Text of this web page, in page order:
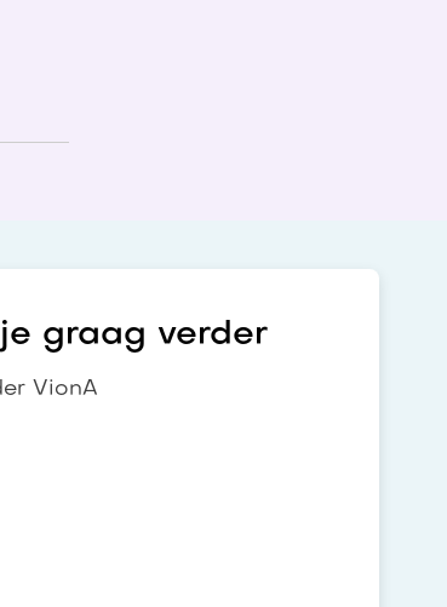
graag verder
VionA